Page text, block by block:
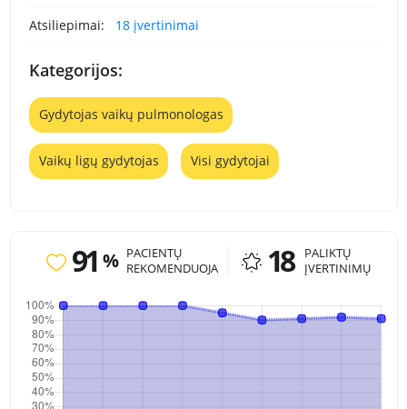
Atsiliepimai:
18 įvertinimai
Kategorijos:
Gydytojas vaikų pulmonologas
Vaikų ligų gydytojas Visi gydytojai
91 % PACIENTŲ
REKOMENDUOJA
18
PALIKTŲ
ĮVERTINIMŲ